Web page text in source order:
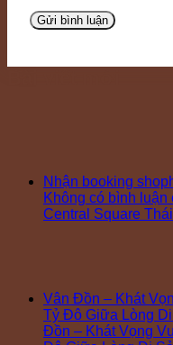
Nhận booking
Không có bình luận
Central Square
Vân Đồn – Khát
Tỷ Đô Giữa Lòng
Đồn – Khát Vọng